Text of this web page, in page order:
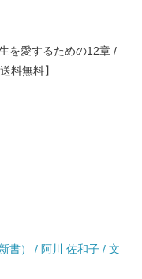
を愛するための12章 /
料無料】
書） / 阿川 佐和子 / 文